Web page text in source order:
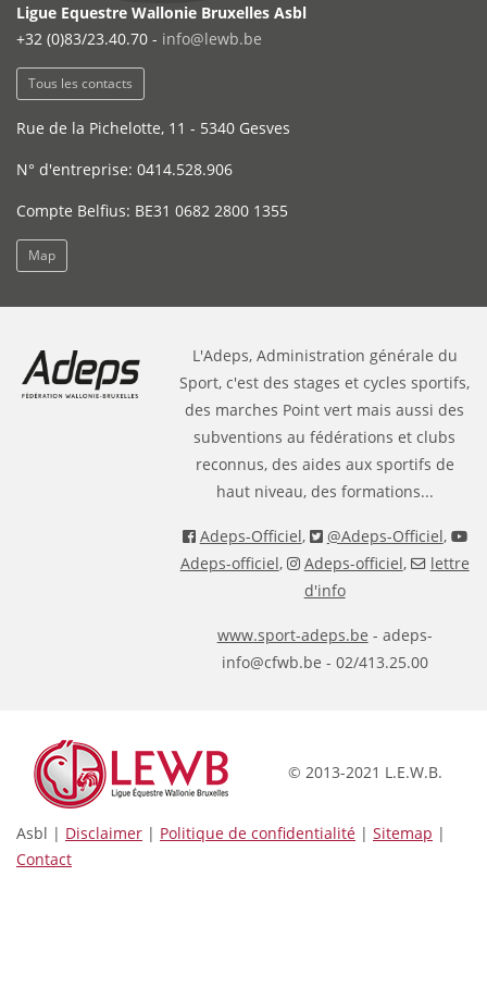
Ligue Equestre Wallonie Bruxelles Asbl
+32 (0)83/23.40.70 - info@lewb.be
Tous les contacts
Rue de la Pichelotte, 11 - 5340 Gesves
N° d'entreprise: 0414.528.906
Compte Belfius: BE31 0682 2800 1355
Map
L'Adeps, Administration générale du
Sport, c'est des stages et cycles sportifs,
des marches Point vert mais aussi des
subventions au fédérations et clubs
reconnus, des aides aux sportifs de
haut niveau, des formations...
Adeps-Officiel, @Adeps-Officiel,
Adeps-officiel, Adeps-officiel,
lettre
d'info
www.sport-adeps.be - adeps-
info@cfwb.be - 02/413.25.00
© 2013-2021 L.E.W.B.
Asbl | Disclaimer | Politique de confidentialité | Sitemap |
Contact